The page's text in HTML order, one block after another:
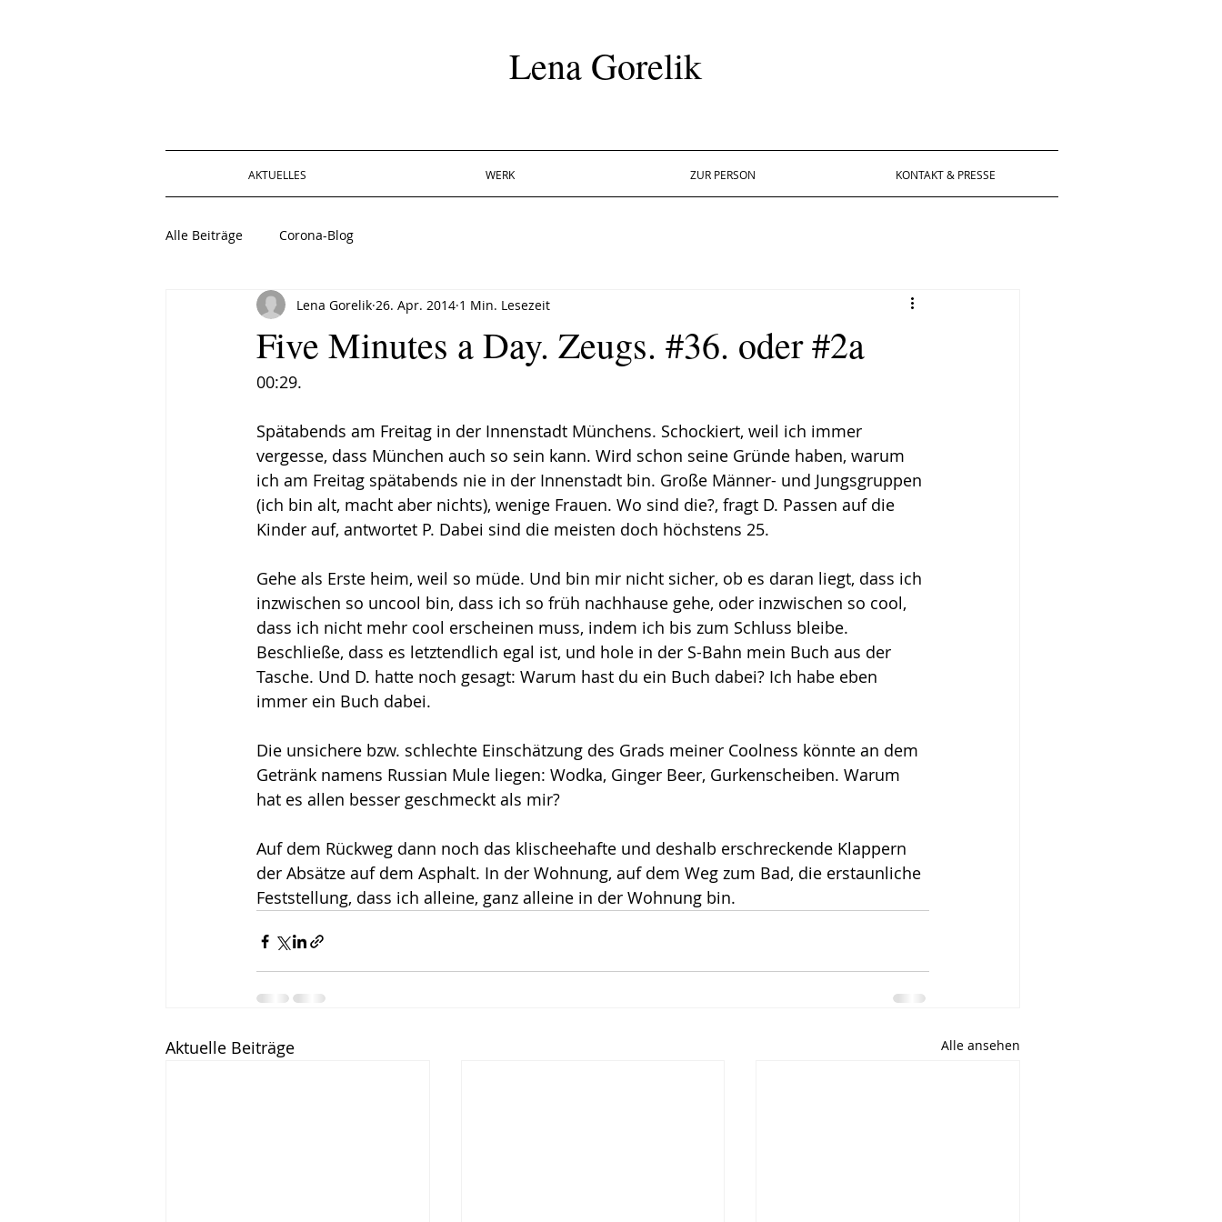
Lena Gorelik
AKTUELLES WERK ZUR PERSON KONTAKT & PRESSE
Alle Beiträge Corona-Blog
Five Minutes a Day. Zeugs. #36. oder #2a
Lena Gorelik 26. Apr. 2014 1 Min. Lesezeit
00:29.
Spätabends am Freitag in der Innenstadt Münchens. Schockiert, weil ich immer
vergesse, dass München auch so sein kann. Wird schon seine Gründe haben, warum
ich am Freitag spätabends nie in der Innenstadt bin. Große Männer- und Jungsgruppen
(ich bin alt, macht aber nichts), wenige Frauen. Wo sind die?, fragt D. Passen auf die
Kinder auf, antwortet P. Dabei sind die meisten doch höchstens 25.
Gehe als Erste heim, weil so müde. Und bin mir nicht sicher, ob es daran liegt, dass ich
inzwischen so uncool bin, dass ich so früh nachhause gehe, oder inzwischen so cool,
dass ich nicht mehr cool erscheinen muss, indem ich bis zum Schluss bleibe.
Beschließe, dass es letztendlich egal ist, und hole in der S-Bahn mein Buch aus der
Tasche. Und D. hatte noch gesagt: Warum hast du ein Buch dabei? Ich habe eben
immer ein Buch dabei.
Die unsichere bzw. schlechte Einschätzung des Grads meiner Coolness könnte an dem
Getränk namens Russian Mule liegen: Wodka, Ginger Beer, Gurkenscheiben. Warum
hat es allen besser geschmeckt als mir?
Auf dem Rückweg dann noch das klischeehafte und deshalb erschreckende Klappern
der Absätze auf dem Asphalt. In der Wohnung, auf dem Weg zum Bad, die erstaunliche
Feststellung, dass ich alleine, ganz alleine in der Wohnung bin.
Aktuelle Beiträge Alle ansehen